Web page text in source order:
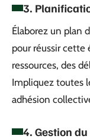
3.
Élaborez un plan
pour réussir cette
ressources, des
Impliquez toutes
adhésion
4. Gestion